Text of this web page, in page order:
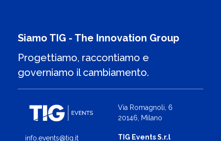
Siamo TIG - The Innovation Group
Progettiamo, raccontiamo e
governiamo il cambiamento.
info.events@tig.it
Via Romagnoli, 6
20146, Milano
TIG Events S.r.l